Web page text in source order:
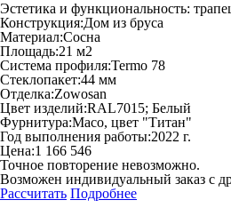
Эстетика и функциональность:
Конструкция:Дом из бруса
Материал:Сосна
Площадь:21 м2
Система профиля:Termo 78
Стеклопакет:44 мм
Отделка:Zowosan
Цвет изделий:RAL7015; Белый
Фурнитура:Maco, цвет "Титан"
Год выполнения работы:2022 г.
Цена:1 166 546
Точное повторение невозможно.
Возможен индивидуальный заказ с
Рассчитать Подробнее